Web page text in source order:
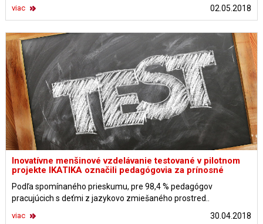
02.05.2018
viac
Inovatívne menšinové vzdelávanie testované v pilotnom
projekte IKATIKA označili pedagógovia za prínosné
Podľa spomínaného prieskumu, pre 98,4 % pedagógov
pracujúcich s deťmi z jazykovo zmiešaného prostred..
30.04.2018
viac